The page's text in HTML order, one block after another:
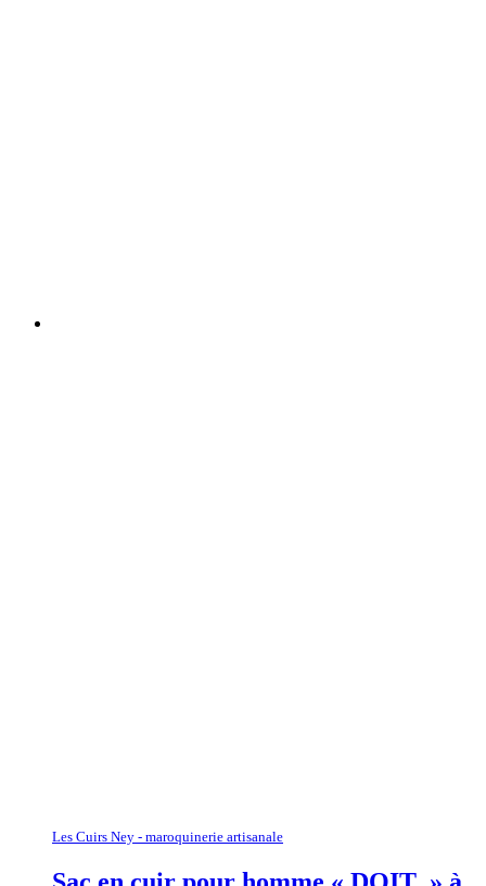
Les Cuirs Ney - maroquinerie artisanale